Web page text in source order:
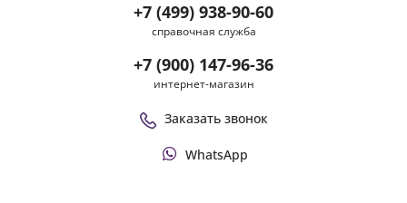
+7 (499) 938-90-60
справочная служба
+7 (900) 147-96-36
интернет-магазин
Заказать звонок
WhatsApp